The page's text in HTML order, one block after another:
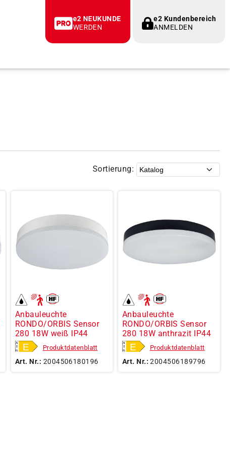
e2 Kundenbereich
ANMELDEN
e2 NEUKUNDE
WERDEN
Sortierung:
Anbauleuchte
RONDO/ORBIS Sensor
280 18W weiß IP44
Produktdatenblatt
Art. Nr.: 2004506180196
Anbauleuchte
RONDO/ORBIS Sensor
280 18W anthrazit IP44
Produktdatenblatt
Art. Nr.: 2004506189796